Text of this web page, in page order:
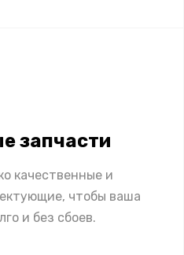
запчасти
качественные и
чтобы ваша
и без сбоев.